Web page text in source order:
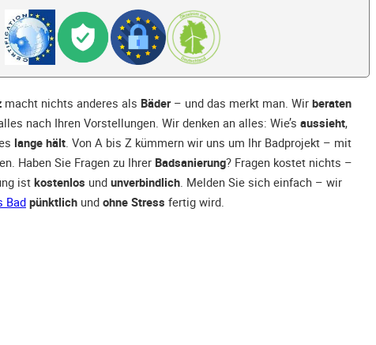
macht nichts anderes als Bäder– und das merkt man. Wir beraten
nach Ihren Vorstellungen. Wir denken an alles: Wie’s aussieht,
lange hält. Von A bis Z kümmern wir uns um Ihr Badprojekt – mit
Haben Sie Fragen zu Ihrer Badsanierung? Fragen kostet nichts –
ist kostenlos und unverbindlich. Melden Sie sich einfach – wir
Bad pünktlich und ohne Stress fertig wird.